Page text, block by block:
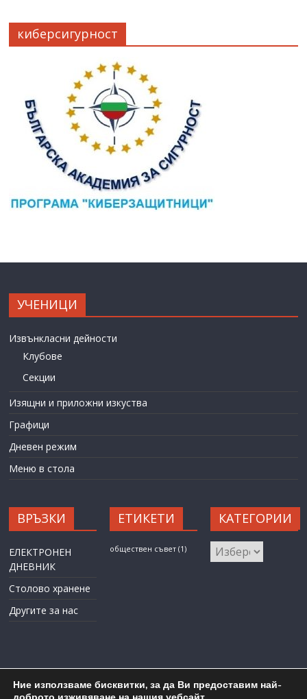
киберсигурност
УЧЕНИЦИ
Извънкласни дейности
Клубове
Секции
Изящни и приложни изкуства
Графици
Дневен режим
Меню в стола
ВРЪЗКИ
ЕЛЕКТРОНЕН
ДНЕВНИК
Столово хранене
Другите за нас
ЕТИКЕТИ
обществен съвет (1)
КАТЕГОРИИ
КАТЕГОРИИ
Ние използваме бисквитки, за да Ви предоставим най-